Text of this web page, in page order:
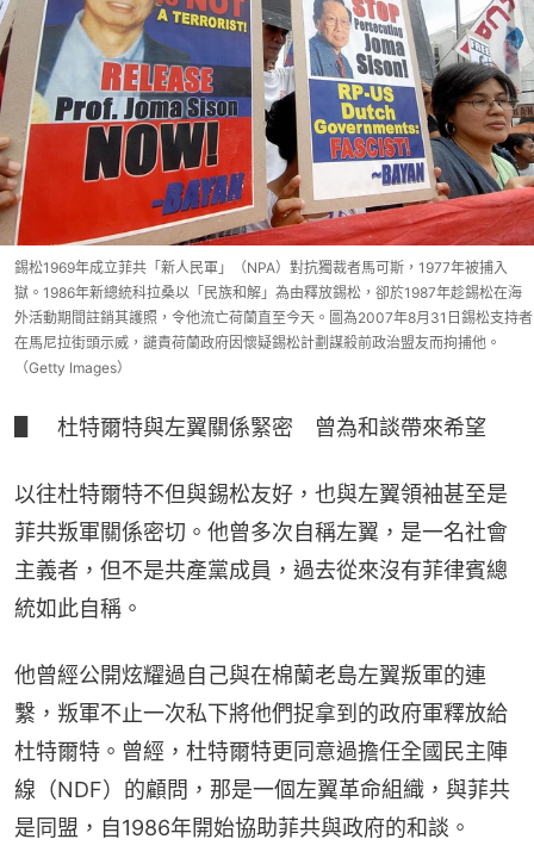
錫松1969年成立菲共「新人民軍」（NPA）對抗獨裁者馬可斯，1977年被捕入
獄。1986年新總統科拉桑以「民族和解」為由釋放錫松，卻於1987年趁錫松在海
外活動期間註銷其護照，令他流亡荷蘭直至今天。圖為2007年8月31日錫松支持者
在馬尼拉街頭示威，譴責荷蘭政府因懷疑錫松計劃謀殺前政治盟友而拘捕他。
（Getty Images）
▋　杜特爾特與左翼關係緊密　曾為和談帶來希望
以往杜特爾特不但與錫松友好，也與左翼領袖甚至是
菲共叛軍關係密切。他曾多次自稱左翼，是一名社會
主義者，但不是共產黨成員，過去從來沒有菲律賓總
統如此自稱。
他曾經公開炫耀過自己與在棉蘭老島左翼叛軍的連
繫，叛軍不止一次私下將他們捉拿到的政府軍釋放給
杜特爾特。曾經，杜特爾特更同意過擔任全國民主陣
線（NDF）的顧問，那是一個左翼革命組織，與菲共
是同盟，自1986年開始協助菲共與政府的和談。